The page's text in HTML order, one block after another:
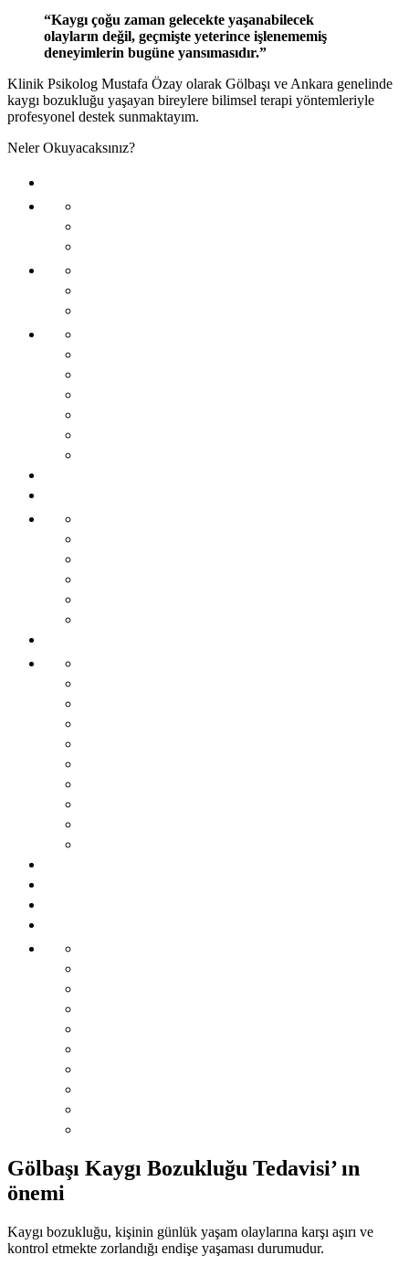
“Kaygı çoğu zaman gelecekte yaşanabilecek
olayların değil, geçmişte yeterince işlenememiş
deneyimlerin bugüne yansımasıdır.”
Klinik Psikolog Mustafa Özay olarak Gölbaşı ve Ankara genelinde
kaygı bozukluğu yaşayan bireylere bilimsel terapi yöntemleriyle
profesyonel destek sunmaktayım.
Neler Okuyacaksınız?
Gölbaşı Kaygı Bozukluğu Tedavisi’ ın
önemi
Kaygı bozukluğu, kişinin günlük yaşam olaylarına karşı aşırı ve
kontrol etmekte zorlandığı endişe yaşaması durumudur.